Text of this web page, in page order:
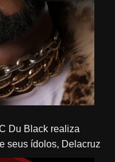
seus ídolos, Delacruz